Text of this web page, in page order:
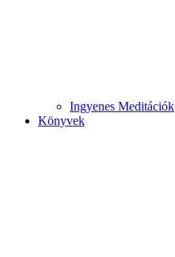
Ingyenes Meditációk
Könyvek